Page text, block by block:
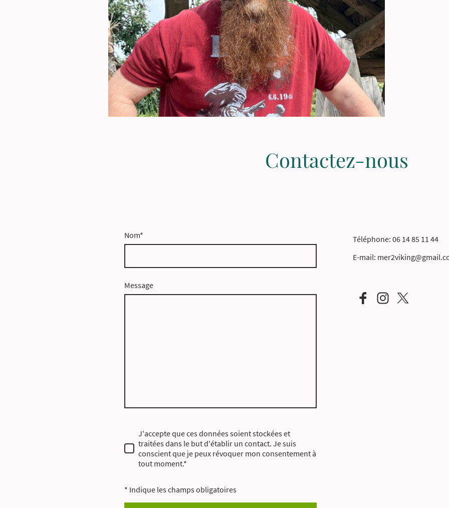
Contactez-nous
Nom*
Message
J'accepte que ces données soient stockées et
traitées dans le but d'établir un contact. Je suis
conscient que je peux révoquer mon consentement à
tout moment.*
* Indique les champs obligatoires
Téléphone: 06 14 85 11 44
E-mail: